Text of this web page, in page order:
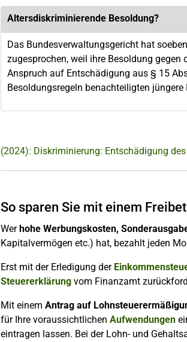
Altersdiskriminierende Besoldung?
Das Bundesverwaltungsgericht hat
zugesprochen, weil ihre Besoldung
Anspruch auf Entschädigung aus § 15
Besoldungsregeln benachteiligten
(2024): Diskriminierung: Entschädigung
So sparen Sie mit einem
Werhohe Werbungskosten,
Kapitalvermögen etc.) hat, bezahlt jeden
Erst mit der Erledigung der
Steuererklärung vom Finanzamt
Mit einem Antrag auf
für Ihre voraussichtlichen Aufwendungen
eintragen lassen. Bei der Lohn- und